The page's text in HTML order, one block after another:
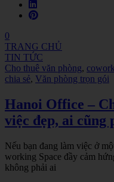
0
TRANG CHỦ
TIN TỨC
Cho thuê văn phòng,
chia sẻ, Văn phòng trọn gói
Hanoi Office –
việc đẹp, ai cũng
Nếu bạn đang làm việc ở
working Space đầy cảm
không phải ai